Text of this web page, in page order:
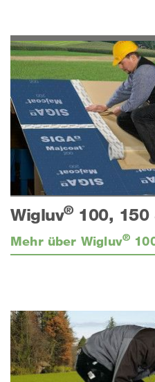
Wigluv®100, 150
Mehr über Wigluv®